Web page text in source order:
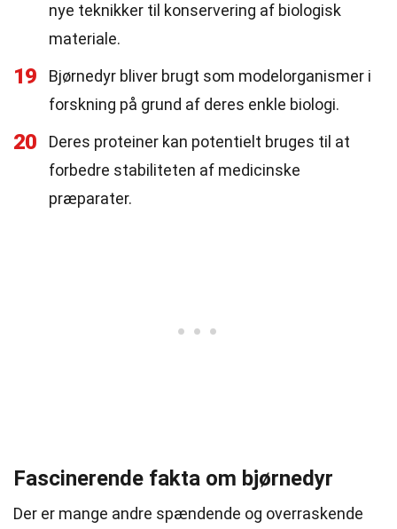
nye teknikker til konservering af biologisk
materiale.
19
Bjørnedyr bliver brugt som modelorganismer i
forskning på grund af deres enkle biologi.
20
Deres proteiner kan potentielt bruges til at
forbedre stabiliteten af medicinske
præparater.
Fascinerende fakta om bjørnedyr
Der er mange andre spændende og overraskende